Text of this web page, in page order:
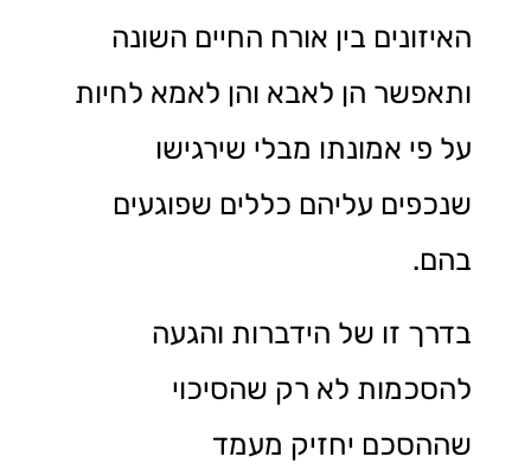
האיזונים בין אורח החיים השונה
ותאפשר הן לאבא והן לאמא לחיות
על פי אמונתו מבלי שירגישו
שנכפים עליהם כללים שפוגעים
בהם.
בדרך זו של הידברות והגעה
להסכמות לא רק שהסיכוי
שההסכם יחזיק מעמד